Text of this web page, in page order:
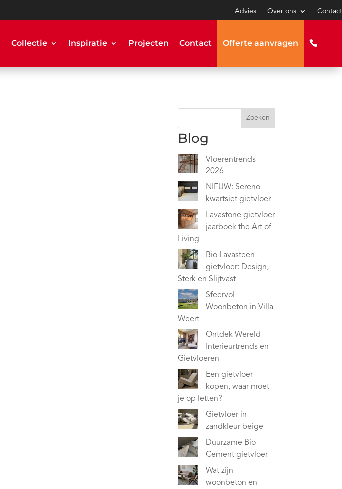
Advies Over ons Contact
Collectie Inspiratie Projecten Contact Offerte aanvragen
Zoeken
Blog
Vloerentrends
2026
NIEUW: Sereno
kwartsiet gietvloer
Lavastone gietvloer
jaarboek the Art of
Living
Bio Lavasteen
gietvloer: Design,
Sterk en Slijtvast
Sfeervol
Woonbeton in Villa
Weert
Ontdek Wereld
Interieurtrends en
Gietvloeren
Een gietvloer
kopen, waar moet
je op letten?
Gietvloer in
zandkleur beige
Duurzame Bio
Cement gietvloer
Wat zijn
woonbeton en